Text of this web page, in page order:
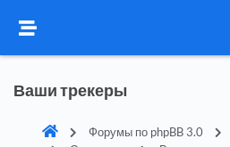
Ваши трекеры
Форумы по phpBB 3.0